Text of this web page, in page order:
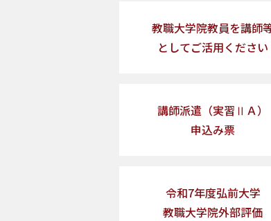
教職大学院教員を講師
としてご活用ください
講師派遣（実習ⅡＡ）
申込み票
令和7年度弘前大学
教職大学院外部評価